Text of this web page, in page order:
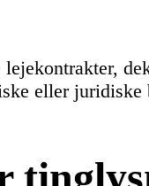
eller